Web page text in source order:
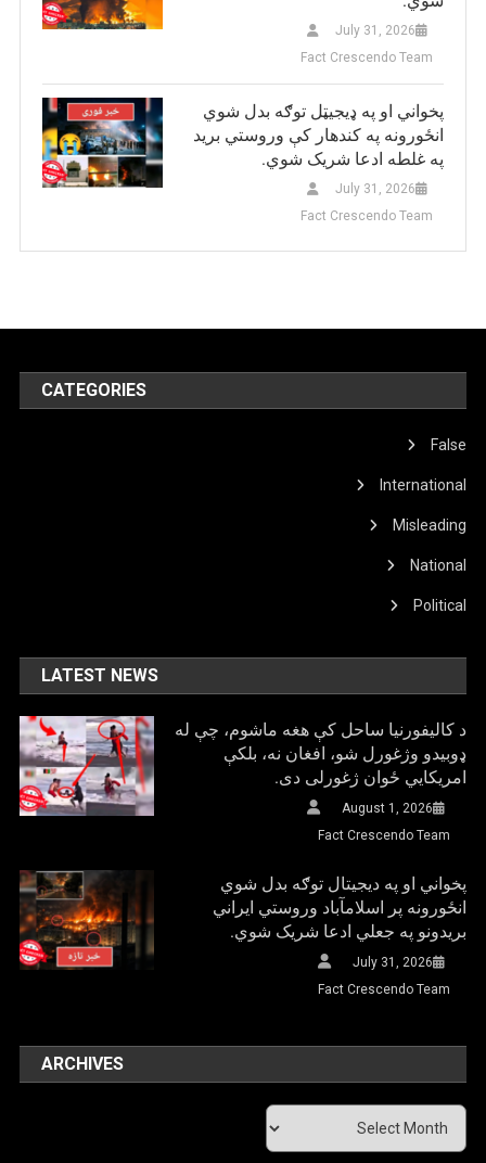
July 31, 2026
Fact Crescendo Team
پخواني او په ډيجيټل توګه بدل شوي
انځورونه په کندهار کې وروستي برید
په غلطه ادعا شریک شوي.
July 31, 2026
Fact Crescendo Team
CATEGORIES
False
International
Misleading
National
Political
LATEST NEWS
د کالیفورنیا ساحل کې هغه ماشوم، چې له
ډوبیدو وژغورل شو، افغان نه، بلکې
امریکایي ځوان ژغورلی دی.
August 1, 2026
Fact Crescendo Team
پخواني او په دیجیتال توګه بدل شوي
انځورونه پر اسلامآباد وروستي ایراني
بريدونو په جعلي ادعا شریک شوي.
July 31, 2026
Fact Crescendo Team
ARCHIVES
Archives